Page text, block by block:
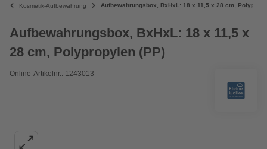
Kosmetik-Aufbewahrung Aufbewahrungsbox, BxHxL: 18 x 11,5 x 28 cm,
Aufbewahrungsbox, BxHxL: 18 x 11,5 x
28 cm, Polypropylen (PP)
Online-Artikelnr.: 1243013